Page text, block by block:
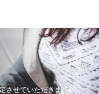
させていただきます。